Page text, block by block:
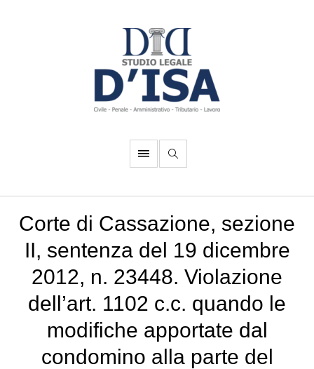
Corte di Cassazione, sezione
II, sentenza del 19 dicembre
2012, n. 23448. Violazione
dell’art. 1102 c.c. quando le
modifiche apportate dal
condomino alla parte del